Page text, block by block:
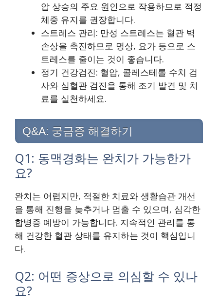
압 상승의 주요 원인으로 작용하므로 적정
체중 유지를 권장합니다.
스트레스 관리: 만성 스트레스는 혈관 벽
손상을 촉진하므로 명상, 요가 등으로 스
트레스를 줄이는 것이 좋습니다.
정기 건강검진: 혈압, 콜레스테롤 수치 검
사와 심혈관 검진을 통해 조기 발견 및 치
료를 실천하세요.
Q&A: 궁금증 해결하기
Q1: 동맥경화는 완치가 가능한가
요?
완치는 어렵지만, 적절한 치료와 생활습관 개선
을 통해 진행을 늦추거나 멈출 수 있으며, 심각한
합병증 예방이 가능합니다. 지속적인 관리를 통
해 건강한 혈관 상태를 유지하는 것이 핵심입니
다.
Q2: 어떤 증상으로 의심할 수 있나
요?